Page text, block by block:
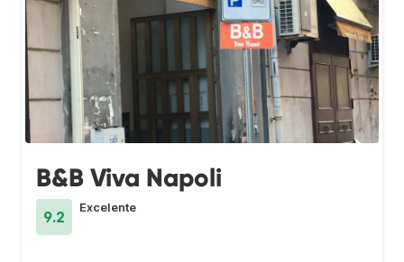
B&B Viva Napoli
9.2
Excelente